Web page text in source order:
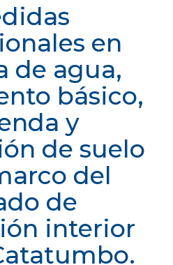
en
de agua,
básico,
y
de suelo
del
de
interior